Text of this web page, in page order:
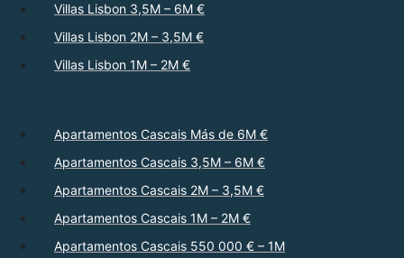
Villas Lisbon 3,5M – 6M €
Villas Lisbon 2M – 3,5M €
Villas Lisbon 1M – 2M €
Apartamentos Cascais Más de 6M €
Apartamentos Cascais 3,5M – 6M €
Apartamentos Cascais 2M – 3,5M €
Apartamentos Cascais 1M – 2M €
Apartamentos Cascais 550 000 € – 1M